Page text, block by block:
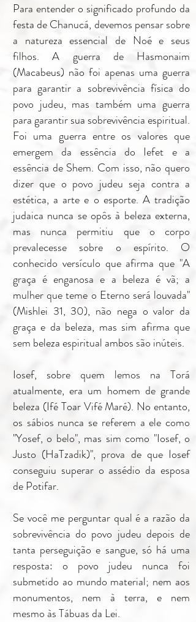
Para entender o significado profundo da
festa de Chanucá, devemos pensar sobre
a natureza essencial de Noé e seus
filhos. A guerra de Hasmonaim
(Macabeus) não foi apenas uma guerra
para garantir a sobrevivência física do
povo judeu, mas também uma guerra
para garantir sua sobrevivência espiritual.
Foi uma guerra entre os valores que
emergem da essência do Iefet e a
essência de Shem. Com isso, não quero
dizer que o povo judeu seja contra a
estética, a arte e o esporte. A tradição
judaica nunca se opôs à beleza externa,
mas nunca permitiu que o corpo
prevalecesse sobre o espírito. O
conhecido versículo que afirma que "A
graça é enganosa e a beleza é vã; a
mulher que teme o Eterno será louvada"
(Mishlei 31, 30), não nega o valor da
graça e da beleza, mas sim afirma que
sem beleza espiritual ambos são inúteis.
Iosef, sobre quem lemos na Torá
atualmente, era um homem de grande
beleza (Ifé Toar Vifé Maré). No entanto,
os sábios nunca se referem a ele como
"Yosef, o belo", mas sim como "Iosef, o
Justo (HaTzadik)", prova de que Iosef
conseguiu superar o assédio da esposa
de Potifar.
Se você me perguntar qual é a razão da
sobrevivência do povo judeu depois de
tanta perseguição e sangue, só há uma
resposta: o povo judeu nunca foi
submetido ao mundo material; nem aos
monumentos, nem à terra, e nem
mesmo às Tábuas da Lei.